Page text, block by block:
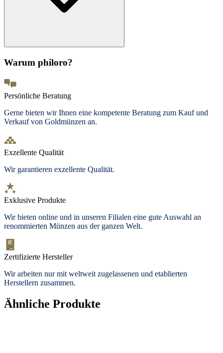
Warum philoro?
Persönliche Beratung
Gerne bieten wir Ihnen eine kompetente Beratung zum Kauf und
Verkauf von Goldmünzen an.
Exzellente Qualität
Wir garantieren exzellente Qualität.
Exklusive Produkte
Wir bieten online und in unseren Filialen eine gute Auswahl an
renommierten Münzen aus der ganzen Welt.
Zertifizierte Hersteller
Wir arbeiten nur mit weltweit zugelassenen und etablierten
Herstellern zusammen.
Ähnliche Produkte